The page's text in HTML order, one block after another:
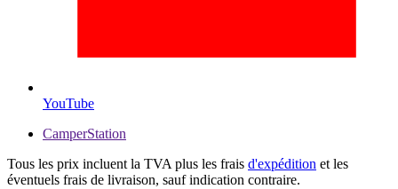
YouTube
CamperStation
Tous les prix incluent la TVA plus les frais d'expédition et les
éventuels frais de livraison, sauf indication contraire.